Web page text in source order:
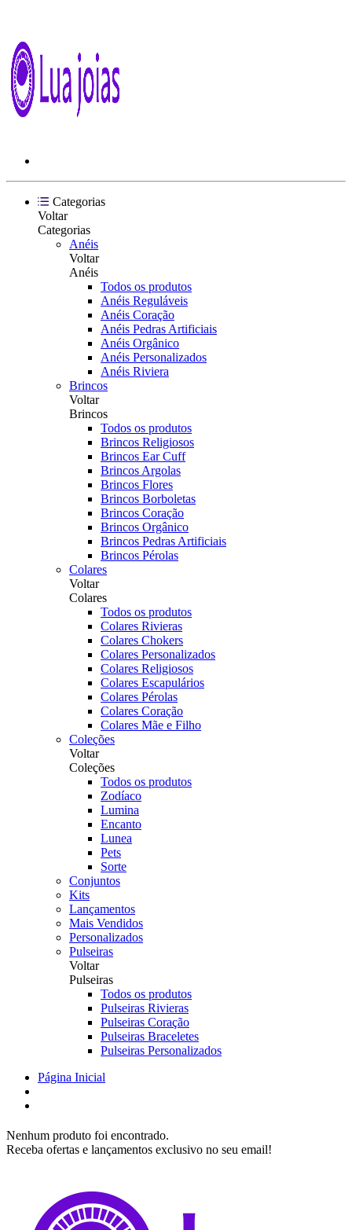
Categorias
Voltar
Categorias
Anéis
Voltar
Anéis
Todos os produtos
Anéis Reguláveis
Anéis Coração
Anéis Pedras Artificiais
Anéis Orgânico
Anéis Personalizados
Anéis Riviera
Brincos
Voltar
Brincos
Todos os produtos
Brincos Religiosos
Brincos Ear Cuff
Brincos Argolas
Brincos Flores
Brincos Borboletas
Brincos Coração
Brincos Orgânico
Brincos Pedras Artificiais
Brincos Pérolas
Colares
Voltar
Colares
Todos os produtos
Colares Rivieras
Colares Chokers
Colares Personalizados
Colares Religiosos
Colares Escapulários
Colares Pérolas
Colares Coração
Colares Mãe e Filho
Coleções
Voltar
Coleções
Todos os produtos
Zodíaco
Lumina
Encanto
Lunea
Pets
Sorte
Conjuntos
Kits
Lançamentos
Mais Vendidos
Personalizados
Pulseiras
Voltar
Pulseiras
Todos os produtos
Pulseiras Rivieras
Pulseiras Coração
Pulseiras Braceletes
Pulseiras Personalizados
Página Inicial
Nenhum produto foi encontrado.
Receba ofertas e lançamentos exclusivo no seu email!